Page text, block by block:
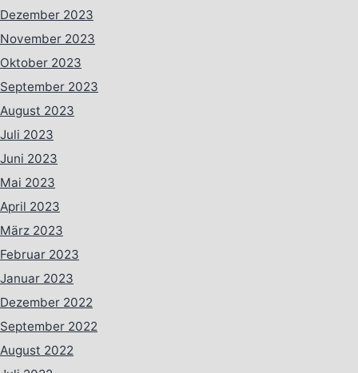
Dezember 2023
November 2023
Oktober 2023
September 2023
August 2023
Juli 2023
Juni 2023
Mai 2023
April 2023
März 2023
Februar 2023
Januar 2023
Dezember 2022
September 2022
August 2022